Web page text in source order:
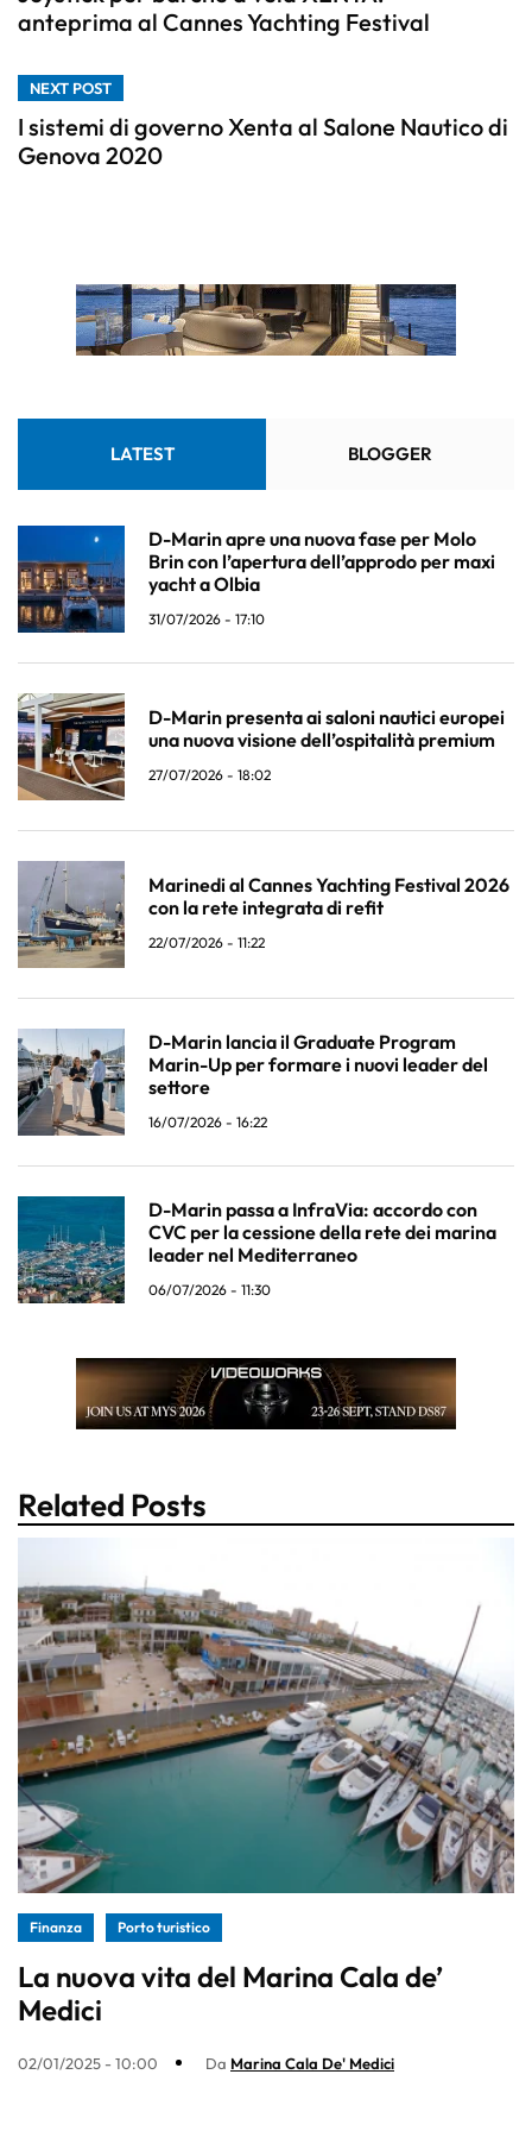
anteprima al Cannes Yachting Festival
NEXT POST
I sistemi di governo Xenta al Salone Nautico di
Genova 2020
LATEST BLOGGER
D-Marin apre una nuova fase per Molo
Brin con l’apertura dell’approdo per maxi
yacht a Olbia
31/07/2026 - 17:10
D-Marin presenta ai saloni nautici europei
una nuova visione dell’ospitalità premium
27/07/2026 - 18:02
Marinedi al Cannes Yachting Festival 2026
con la rete integrata di refit
22/07/2026 - 11:22
D-Marin lancia il Graduate Program
Marin-Up per formare i nuovi leader del
settore
16/07/2026 - 16:22
D-Marin passa a InfraVia: accordo con
CVC per la cessione della rete dei marina
leader nel Mediterraneo
06/07/2026 - 11:30
Related Posts
Finanza Porto turistico
La nuova vita del Marina Cala de’
Medici
02/01/2025 - 10:00 Da Marina Cala De' Medici